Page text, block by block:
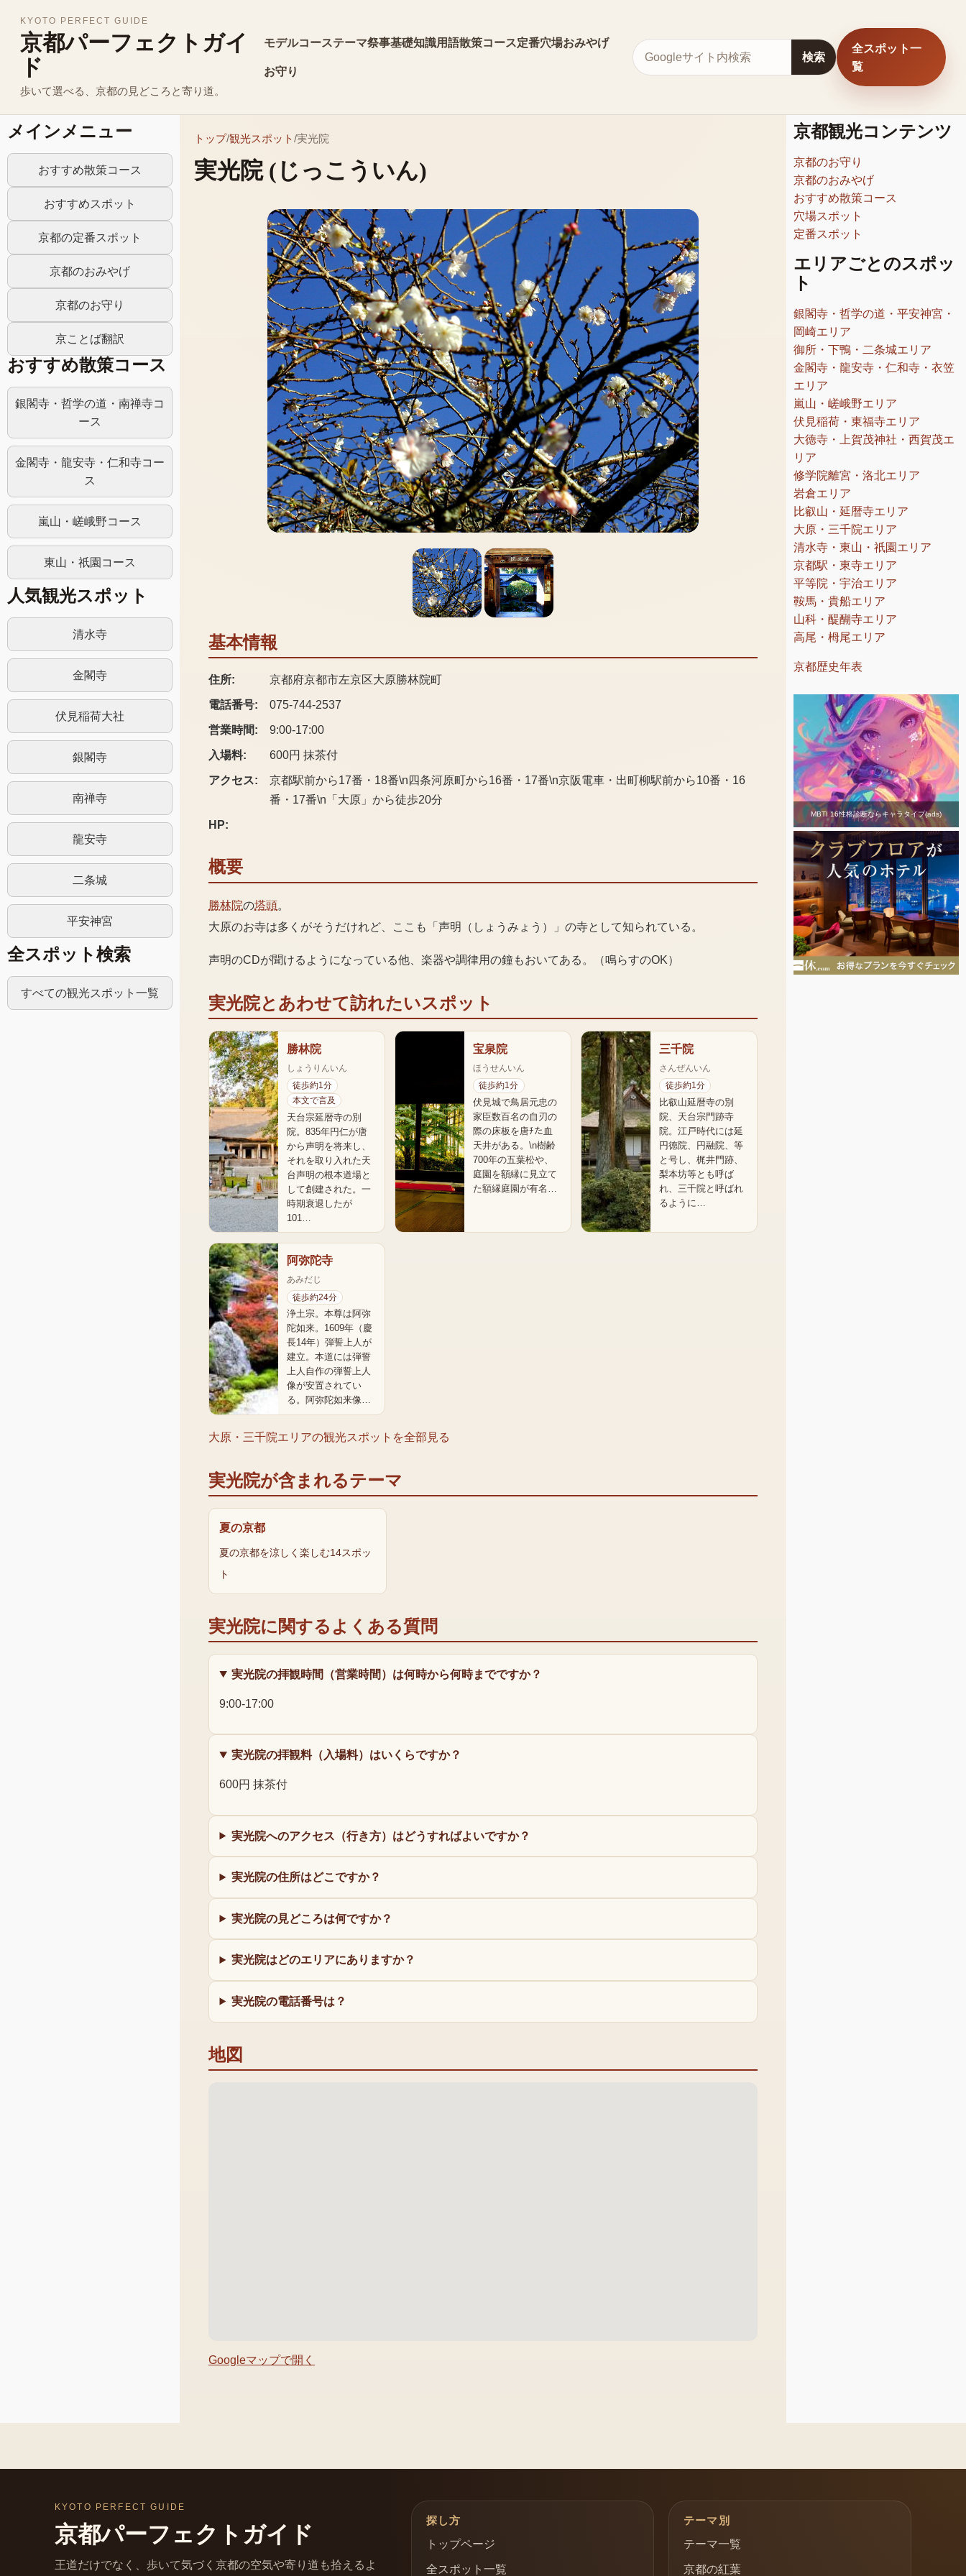
KYOTO PERFECT GUIDE
京都パーフェクトガイ
ド
歩いて選べる、京都の見どころと寄り道。
モデルコーステーマ祭事基礎知識用語散策コース定番穴場おみやげ
お守り
サイト内検索
検索
全スポット一
覧
メインメニュー
おすすめ散策コース
おすすめスポット
京都の定番スポット
京都のおみやげ
京都のお守り
京ことば翻訳
おすすめ散策コース
銀閣寺・哲学の道・南禅寺コ
ース
金閣寺・龍安寺・仁和寺コー
ス
嵐山・嵯峨野コース
東山・祇園コース
人気観光スポット
清水寺
金閣寺
伏見稲荷大社
銀閣寺
南禅寺
龍安寺
二条城
平安神宮
全スポット検索
すべての観光スポット一覧
トップ/観光スポット/実光院
実光院(じっこういん)
基本情報
住所: 京都府京都市左京区大原勝林院町
電話番号: 075-744-2537
営業時間: 9:00-17:00
入場料: 600円 抹茶付
アクセス:
京都駅前から17番・18番\n四条河原町から16番・17番\n京阪電車・出町柳駅前から10番・16
番・17番\n「大原」から徒歩20分
HP:
概要
勝林院の塔頭。
大原のお寺は多くがそうだけれど、ここも「声明（しょうみょう）」の寺として知られている。
声明のCDが聞けるようになっている他、楽器や調律用の鐘もおいてある。（鳴らすのOK）
実光院とあわせて訪れたいスポット
勝林院
しょうりんいん
徒歩約1分
本文で言及
天台宗延暦寺の別
院。835年円仁が唐
から声明を将来し、
それを取り入れた天
台声明の根本道場と
して創建された。一
時期衰退したが
101…
宝泉院
ほうせんいん
徒歩約1分
伏見城で鳥居元忠の
家臣数百名の自刃の
際の床板を唐ﾁた血
天井がある。\n樹齢
700年の五葉松や、
庭園を額縁に見立て
た額縁庭園が有名…
三千院
さんぜんいん
徒歩約1分
比叡山延暦寺の別
院、天台宗門跡寺
院。江戸時代には延
円徳院、円融院、等
と号し、梶井門跡、
梨本坊等とも呼ば
れ、三千院と呼ばれ
るように…
阿弥陀寺
あみだじ
徒歩約24分
浄土宗。本尊は阿弥
陀如来。1609年（慶
長14年）弾誓上人が
建立。本道には弾誓
上人自作の弾誓上人
像が安置されてい
る。阿弥陀如来像…
大原・三千院エリアの観光スポットを全部見る
実光院が含まれるテーマ
夏の京都
夏の京都を涼しく楽しむ14スポッ
ト
実光院に関するよくある質問
実光院の拝観時間（営業時間）は何時から何時までですか？
9:00-17:00
実光院の拝観料（入場料）はいくらですか？
600円 抹茶付
実光院へのアクセス（行き方）はどうすればよいですか？
実光院の住所はどこですか？
実光院の見どころは何ですか？
実光院はどのエリアにありますか？
実光院の電話番号は？
地図
Googleマップで開く
京都観光コンテンツ
京都のお守り
京都のおみやげ
おすすめ散策コース
穴場スポット
定番スポット
エリアごとのスポッ
ト
銀閣寺・哲学の道・平安神宮・
岡崎エリア
御所・下鴨・二条城エリア
金閣寺・龍安寺・仁和寺・衣笠
エリア
嵐山・嵯峨野エリア
伏見稲荷・東福寺エリア
大徳寺・上賀茂神社・西賀茂エ
リア
修学院離宮・洛北エリア
岩倉エリア
比叡山・延暦寺エリア
大原・三千院エリア
清水寺・東山・祇園エリア
京都駅・東寺エリア
平等院・宇治エリア
鞍馬・貴船エリア
山科・醍醐寺エリア
高尾・栂尾エリア
京都歴史年表
MBTI 16性格診断ならキャラタイプ(ads)
KYOTO PERFECT GUIDE
京都パーフェクトガイド
王道だけでなく、歩いて気づく京都の空気や寄り道も拾えるよ
探し方
トップページ
全スポット一覧
テーマ別
テーマ一覧
京都の紅葉